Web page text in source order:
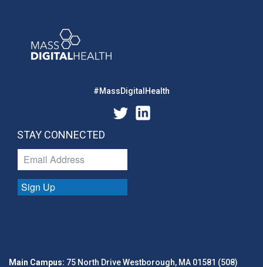
#MassDigitalHealth
STAY CONNECTED
Sign Up
Main Campus: 75 North Drive Westborough, MA 01581 (508)